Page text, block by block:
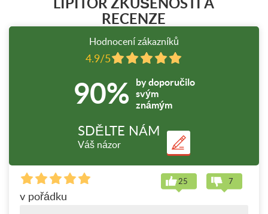
LIPITOR ZKUŠENOSTI A
RECENZE
Hodnocení zákazníků
4.9/5
90%
by doporučilo
svým
známým
SDĚLTE NÁM
Váš názor
v pořádku
25 7